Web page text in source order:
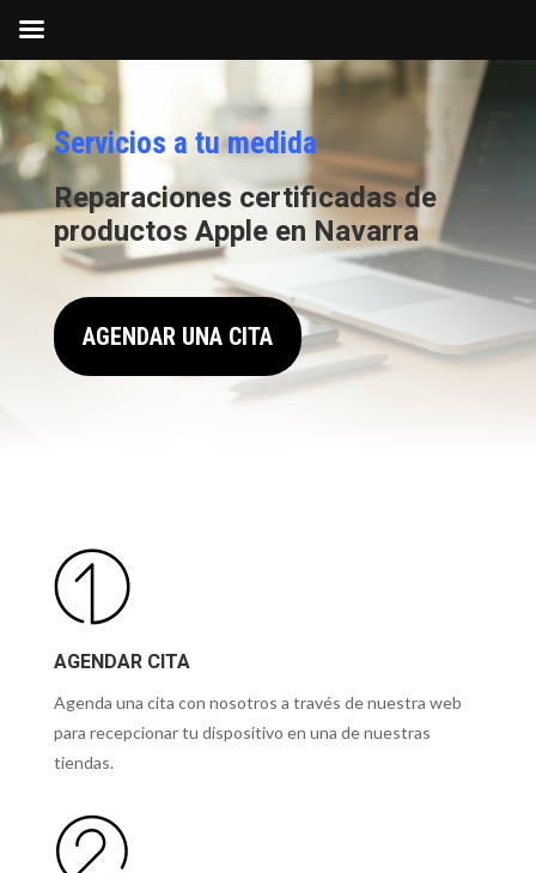
Servicios a tu medida
Reparaciones certificadas de
productos Apple en Navarra
AGENDAR UNA CITA
AGENDAR CITA
Agenda una cita con nosotros a través de nuestra web
para recepcionar tu dispositivo en una de nuestras
tiendas.